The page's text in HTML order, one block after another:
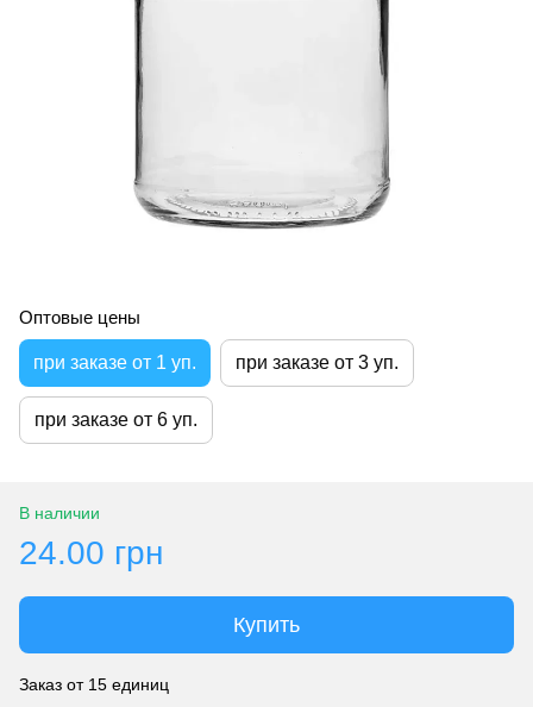
Оптовые цены
при заказе от 1 уп. при заказе от 3 уп.
при заказе от 6 уп.
В наличии
24.00 грн
Купить
Заказ от 15 единиц